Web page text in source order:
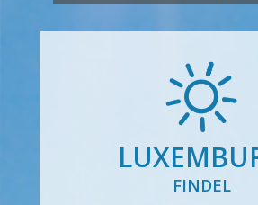
FINDEL